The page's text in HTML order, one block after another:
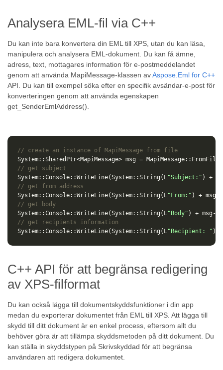
Analysera EML-fil via C++
Du kan inte bara konvertera din EML till XPS, utan du kan läsa,
manipulera och analysera EML-dokument. Du kan få ämne,
adress, text, mottagares information för e-postmeddelandet
genom att använda MapiMessage-klassen avAspose.Eml for C++
API. Du kan till exempel söka efter en specifik avsändar-e-post för
konverteringen genom att använda egenskapen
get_SenderEmlAddress().
// create an instance of MapiMessage from file
System::SharedPtr<MapiMessage> msg = MapiMessage:: FromFile
// get subject
System::Console::WriteLine(System::String ( L"Subject:" ) +
// get from address
System::Console::WriteLine(System::String ( L"From:" ) + msg
// get body
System::Console::WriteLine(System::String ( L"Body" ) + msg ->
// get recipients information
System::Console::WriteLine(System::String ( L"Recipient: " )
C++ API för att begränsa redigering
av XPS-filformat
Du kan också lägga till dokumentskyddsfunktioner i din app
medan du exporterar dokumentet från EML till XPS. Att lägga till
skydd till ditt dokument är en enkel process, eftersom allt du
behöver göra är att tillämpa skyddsmetoden på ditt dokument. Du
kan ställa in skyddstypen på Skrivskyddad för att begränsa
användaren att redigera dokumentet.